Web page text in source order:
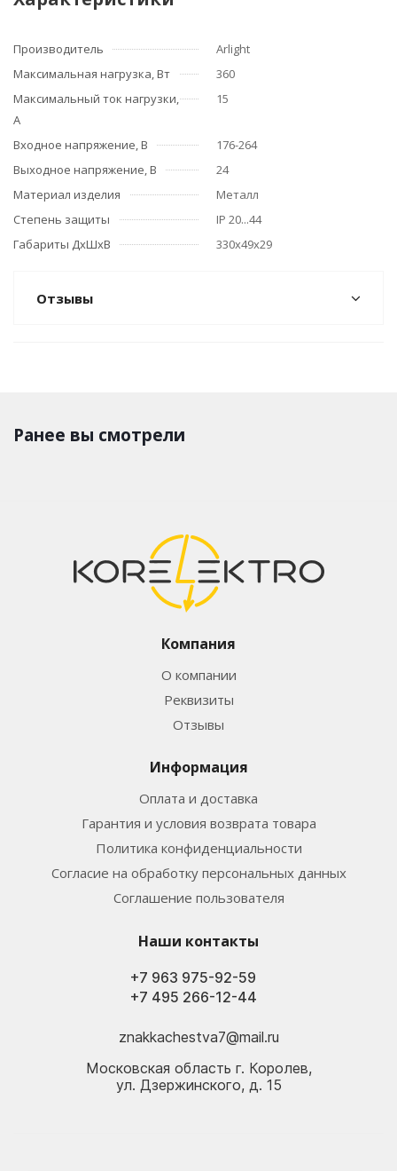
Производитель
Arlight
Максимальная нагрузка, Вт
360
Максимальный ток нагрузки,
А
15
Входное напряжение, В
176-264
Выходное напряжение, В
24
Материал изделия
Металл
Степень защиты
IP 20...44
Габариты ДхШхВ
330х49х29
Отзывы
Ранее вы смотрели
Компания
О компании
Реквизиты
Отзывы
Информация
Оплата и доставка
Гарантия и условия возврата товара
Политика конфиденциальности
Согласие на обработку персональных данных
Соглашение пользователя
Наши контакты
+7 495 266-12-44
+7 963 975-92-59
znakkachestva7@mail.ru
Московская область г. Королев,
ул. Дзержинского, д. 15